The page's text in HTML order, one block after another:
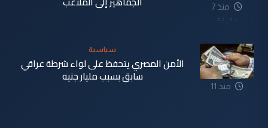
منذ 7
دقيقة
منذ 11
سياسية
الأمن المصري يتحفظ على لواء شرطة عراقي
سابق بسبب مليار جنيه